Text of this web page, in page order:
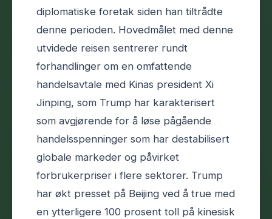
diplomatiske foretak siden han tiltrådte
denne perioden. Hovedmålet med denne
utvidede reisen sentrerer rundt
forhandlinger om en omfattende
handelsavtale med Kinas president Xi
Jinping, som Trump har karakterisert
som avgjørende for å løse pågående
handelsspenninger som har destabilisert
globale markeder og påvirket
forbrukerpriser i flere sektorer. Trump
har økt presset på Beijing ved å true med
en ytterligere 100 prosent toll på kinesisk